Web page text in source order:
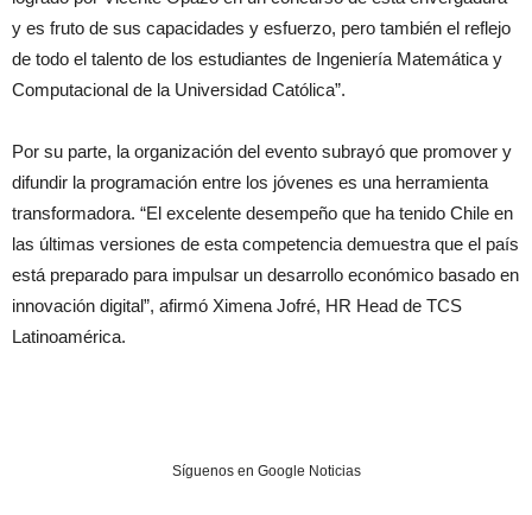
y es fruto de sus capacidades y esfuerzo, pero también el reflejo
de todo el talento de los estudiantes de Ingeniería Matemática y
Computacional de la Universidad Católica”.
Por su parte, la organización del evento subrayó que promover y
difundir la programación entre los jóvenes es una herramienta
transformadora. “El excelente desempeño que ha tenido Chile en
las últimas versiones de esta competencia demuestra que el país
está preparado para impulsar un desarrollo económico basado en
innovación digital”, afirmó Ximena Jofré, HR Head de TCS
Latinoamérica.
Síguenos en Google Noticias